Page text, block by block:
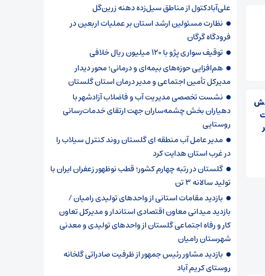
علی‌آبادکتول از مناطق سیل‌زده دهنه زرین‌گل
نظارت مسئولین ارشد استان بر عملیات اربعین در
فرودگاه گرگان
توقیف سواری پژو با ۱۲۰ میلیون ریال خلافی
هم‌افزایی حوزه‌های بیمه‌ای و درمانی؛ محور دیدار
مدیرکل تأمین اجتماعی و مدیر درمان استان گلستان
نشست تخصصی مدیریت آب و فاضلاب آزادشهر با
دهیاران بخش چشمه‌ساران جهت ارتقای خدمات‌رسانی
روستایی
مدیر عامل آب منطقه ای گلستان روند کنترل سیلاب را
در غرب استان هدایت کرد
گلستان در رتبه چهارم کشور؛ قطب نوظهور زعفران ایران با
تولید سالانه ۳ تن
بازدید مقامات استانی از واحدهای تولیدی رامیان /
بازدید میدانی معاون اقتصادی استاندار و مدیرکل تعاون
کار و رفاه اجتماعی گلستان از واحدهای تولیدی و معدنی
شهرستان رامیان
بازدید مشاور رئیس جمهور از ظرفیت صادراتی گلخانه
روستای کریم آباد